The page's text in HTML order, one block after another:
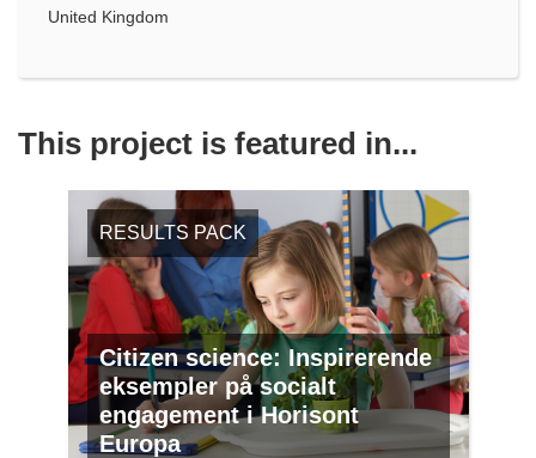
United Kingdom
This project is featured in...
RESULTS PACK
Citizen science: Inspirerende
eksempler på socialt
engagement i Horisont
Europa